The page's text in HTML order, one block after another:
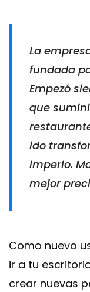
La
fundada
Empezó
que
ido
imperio.
mejor
Como nuevo
ir a tu
crear nuevas